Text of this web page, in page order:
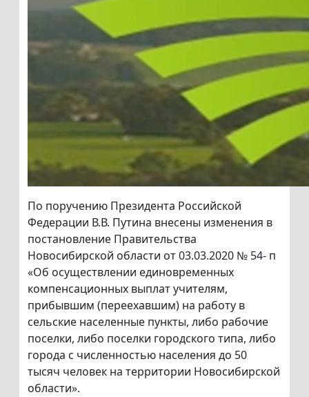
По поручению Президента Российской
Федерации В.В. Путина внесены изменения в
постановление Правительства
Новосибирской области от 03.03.2020 № 54- п
«Об осуществлении единовременных
компенсационных выплат учителям,
прибывшим (переехавшим) на работу в
сельские населенные пункты, либо рабочие
поселки, либо поселки городского типа, либо
города с численностью населения до 50
тысяч человек на территории Новосибирской
области».